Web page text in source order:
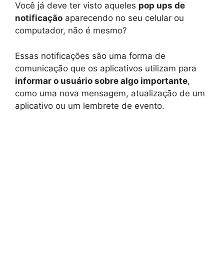
Você já deve ter visto aqueles pop ups de
notificação aparecendo no seu celular ou
computador, não é mesmo?
Essas notificações são uma forma de
comunicação que os aplicativos utilizam para
informar o usuário sobre algo importante,
como uma nova mensagem, atualização de um
aplicativo ou um lembrete de evento.